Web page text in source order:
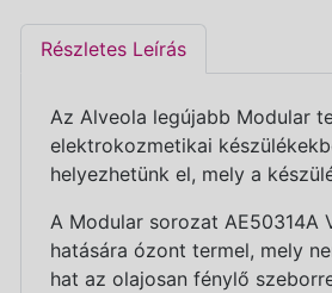
Részletes Leírás
Az Alveola legújabb Modular
elektrokozmetikai
helyezhetünk el, mely a
A Modular sorozat AE50314A
hatására ózont termel, mely
hat az olajosan fénylő